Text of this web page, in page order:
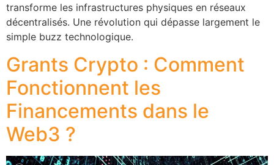
transforme les infrastructures physiques en réseaux
décentralisés. Une révolution qui dépasse largement le
simple buzz technologique.
Grants Crypto : Comment
Fonctionnent les
Financements dans le
Web3 ?